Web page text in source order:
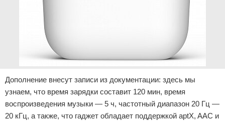
Дополнение внесут записи из документации: здесь мы
узнаем, что время зарядки составит 120 мин, время
воспроизведения музыки — 5 ч, частотный диапазон 20 Гц —
20 кГц, а также, что гаджет обладает поддержкой aptX, AAC и